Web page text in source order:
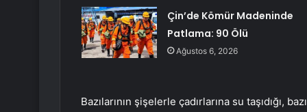
Çin’de Kömür Madeninde
Patlama: 90 Ölü
Ağustos 6, 2026
Bazılarının şişelerle çadırlarına su taşıdığı,